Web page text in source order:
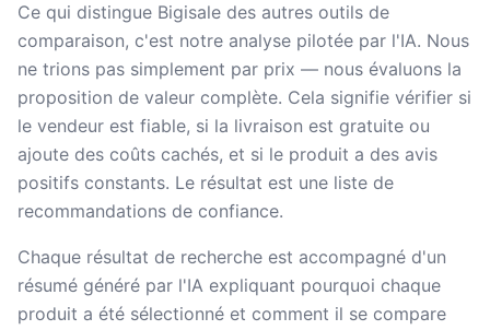
Ce qui distingue Bigisale des autres outils de
comparaison, c'est notre analyse pilotée par l'IA. Nous
ne trions pas simplement par prix — nous évaluons la
proposition de valeur complète. Cela signifie vérifier si
le vendeur est fiable, si la livraison est gratuite ou
ajoute des coûts cachés, et si le produit a des avis
positifs constants. Le résultat est une liste de
recommandations de confiance.
Chaque résultat de recherche est accompagné d'un
résumé généré par l'IA expliquant pourquoi chaque
produit a été sélectionné et comment il se compare